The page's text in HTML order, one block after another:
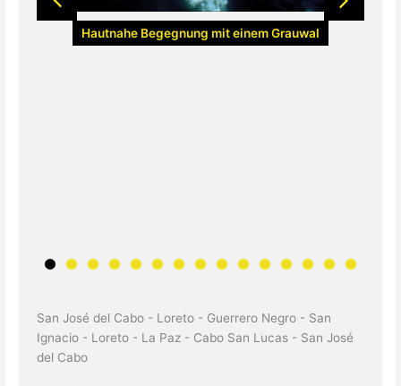
Hautnahe Begegnung mit einem Grauwal
San José del Cabo - Loreto - Guerrero Negro - San
Ignacio - Loreto - La Paz - Cabo San Lucas - San José
del Cabo